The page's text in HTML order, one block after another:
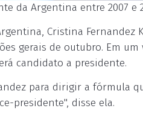
da Argentina entre 2007 e
Cristina
gerais de outubro. Em
candidato a presidente.
para dirigir a fórmula
presidente", disse ela.